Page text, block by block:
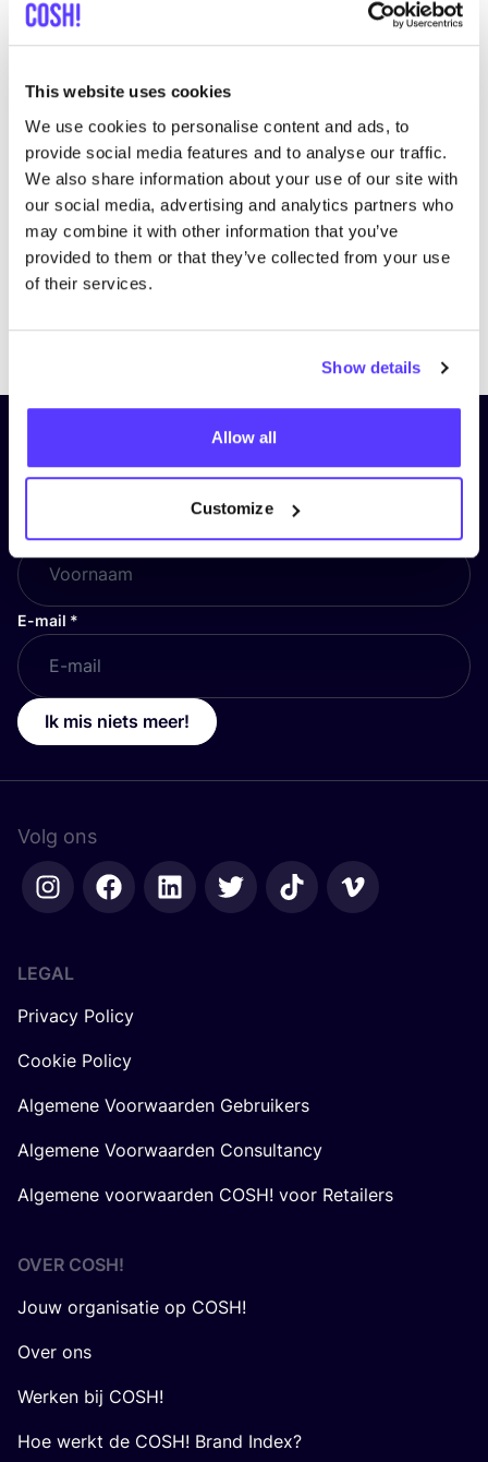
This website uses cookies
We use cookies to personalise content and ads, to
provide social media features and to analyse our traffic.
We also share information about your use of our site with
our social media, advertising and analytics partners who
may combine it with other information that you’ve
provided to them or that they’ve collected from your use
of their services.
Show details
Allow all
Customize
Bezoek website
Schrijf je in op onze nieuwsbrief
en blijf op de hoogte!
E-mail *
Ik mis niets meer!
Volg ons
LEGAL
Privacy Policy
Cookie Policy
Algemene Voorwaarden Gebruikers
Algemene Voorwaarden Consultancy
Algemene voorwaarden COSH! voor Retailers
OVER COSH!
Jouw organisatie op COSH!
Over ons
Werken bij COSH!
Hoe werkt de COSH! Brand Index?